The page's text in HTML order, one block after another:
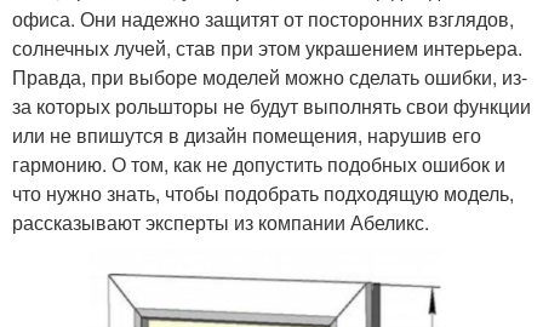
офиса. Они надежно защитят от посторонних взглядов,
солнечных лучей, став при этом украшением интерьера.
Правда, при выборе моделей можно сделать ошибки, из-
за которых рольшторы не будут выполнять свои функции
или не впишутся в дизайн помещения, нарушив его
гармонию. О том, как не допустить подобных ошибок и
что нужно знать, чтобы подобрать подходящую модель,
рассказывают эксперты из компании Абеликс.